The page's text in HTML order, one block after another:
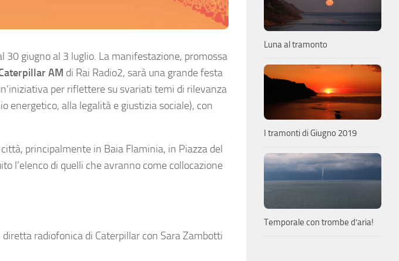
30 giugno al 3 luglio. La manifestazione, promossa
AM di Rai Radio2, sarà una grande festa
per riflettere su svariati temi di rilevanza
energetico, alla legalità e giustizia sociale), con
principalmente in Baia Flaminia, in Piazza del
l’elenco di quelli che avranno come collocazione
radiofonica di Caterpillar con Sara Zambotti
Luna al tramonto
I tramonti di Giugno 2019
Temporale con trombe d’aria!